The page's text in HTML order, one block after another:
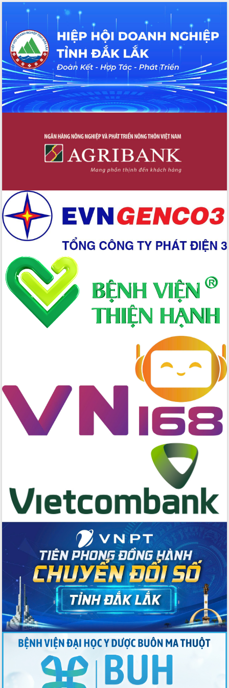
Thứ trưởng Bộ Y tế làm việc với tỉnh
Đắk Lắk về phát triển nhân lực y tế
cho trạm y tế cấp xã
Du lịch Đắk Lắk nâng tầm trải nghiệm
du khách thông qua Hệ thống cơ sở dữ
liệu và Bản đồ số
Tập huấn ứng dụng trí tuệ nhân tạo (AI)
trong thương mại điện tử năm 2026
Đoàn đại biểu Quốc hội tỉnh Đắk Lắk
trao đổi thông tin trước Kỳ họp thứ
thông nguồn lực phát triển
Nâng cao hiệu lực, hiệu quả HĐND
tỉnh thông qua hiện đại hóa hành chính
Xã Ea Phê gắn cải cách hành chính với
Phó Chủ tịch Thường trực UBND tỉnh
Hồ Thị Nguyên Thảo làm việc tại Trung
tâm Phục vụ hành chính công xã Ea
Phê
Xây dựng nền hành chính số đồng
hành cùng nông dân dân, doanh nghiệp
Giai đoạn 2026-2030, Đắk Lắk phấn
đấu có 77% xã đạt chuẩn nông thôn
mới
Chuyển đổi số 'mở đường' cho nông
nghiệp Đắk Lắk tăng trưởng bứt phá
Triển khai đồng bộ đo đạc, lập hồ sơ
Đắk Lắk nâng cao hiệu quả công tác
Đảng từ Sổ tay đảng viên điện tử
Đắk Lắk đẩy mạnh nuôi biển công
nghệ, hướng tới phát triển thủy sản
bền vững
Quyền của người tiêu dùng Việt Nam
2026
Đẩy mạnh cải cách hành chính, quyết
tâm đạt được mục tiêu tăng trưởng
Tổ chức trang trọng Lễ hội Đền thờ
Lương Văn Chánh năm 2026
Phó Bí thư Tỉnh ủy Đắk Lắk Đỗ Hữu
Huy giữ chức Bí thư Đảng ủy Ủy Ban
Nhân dân tỉnh
Bệnh án điện tử thúc đẩy chuyển đổi
số y tế tại Đắk Lắk
Chuyển đổi số thư viện: Mở rộng
không gian tri thức trong thời đại số
Đánh giá, rút kinh nghiệm công tác tổ
chức diễn tập trước ngày bầu cử
Chương trình “Gặp gỡ hữu nghị –
Friendship Meeting New Year 2026”